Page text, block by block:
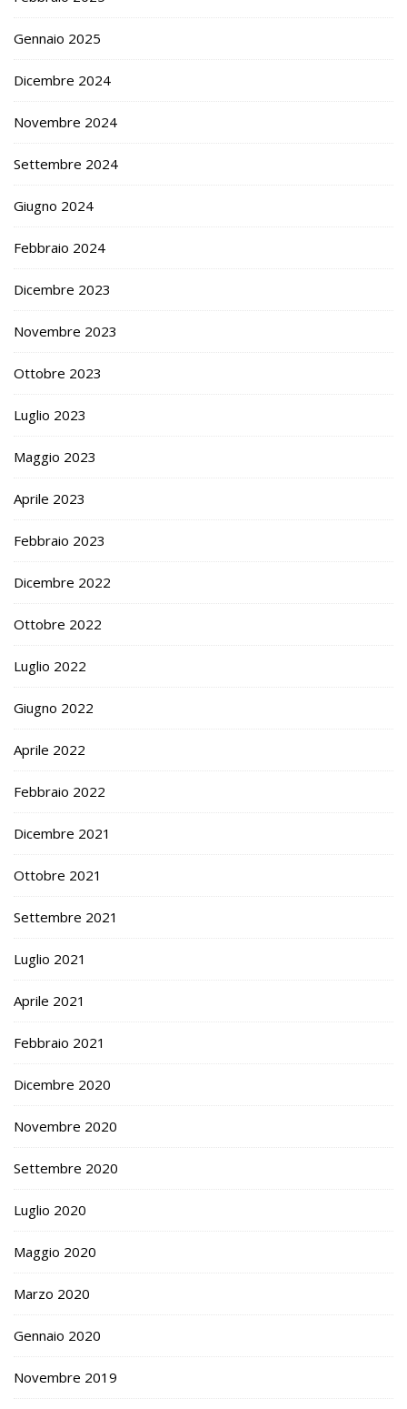
Gennaio 2025
Dicembre 2024
Novembre 2024
Settembre 2024
Giugno 2024
Febbraio 2024
Dicembre 2023
Novembre 2023
Ottobre 2023
Luglio 2023
Maggio 2023
Aprile 2023
Febbraio 2023
Dicembre 2022
Ottobre 2022
Luglio 2022
Giugno 2022
Aprile 2022
Febbraio 2022
Dicembre 2021
Ottobre 2021
Settembre 2021
Luglio 2021
Aprile 2021
Febbraio 2021
Dicembre 2020
Novembre 2020
Settembre 2020
Luglio 2020
Maggio 2020
Marzo 2020
Gennaio 2020
Novembre 2019